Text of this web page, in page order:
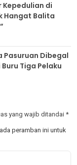
Kepedulian di
Hangat Balita
Pasuruan Dibegal
Tengah Hutan Polisi Buru Tiga Pelaku
yang wajib ditandai *
peramban ini untuk